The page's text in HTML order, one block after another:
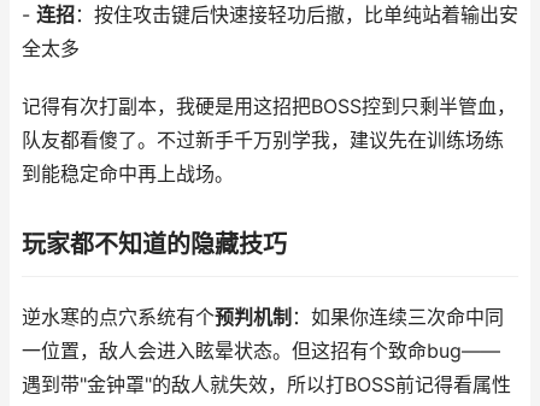
- 连招：按住攻击键后快速接轻功后撤，比单纯站着输出安
全太多
记得有次打副本，我硬是用这招把BOSS控到只剩半管血，
队友都看傻了。不过新手千万别学我，建议先在训练场练
到能稳定命中再上战场。
玩家都不知道的隐藏技巧
逆水寒的点穴系统有个预判机制 ：如果你连续三次命中同
一位置，敌人会进入眩晕状态。但这招有个致命bug——
遇到带"金钟罩"的敌人就失效，所以打BOSS前记得看属性